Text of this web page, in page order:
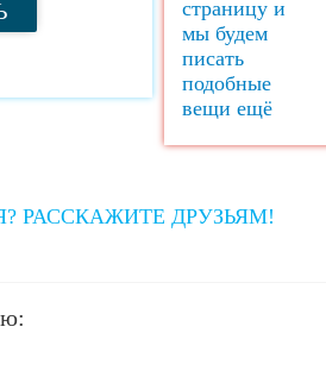
страницу и
мы будем
писать
подобные
вещи ещё
РАССКАЖИТЕ ДРУЗЬЯМ!